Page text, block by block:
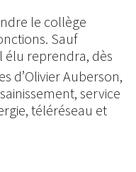
le collège
Sauf
reprendra, dès
d’Olivier Auberson,
service
téléréseau et